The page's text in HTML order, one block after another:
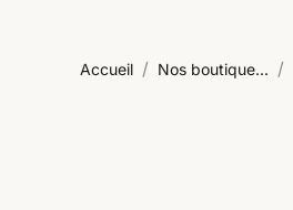
Accueil / Nos boutique... /